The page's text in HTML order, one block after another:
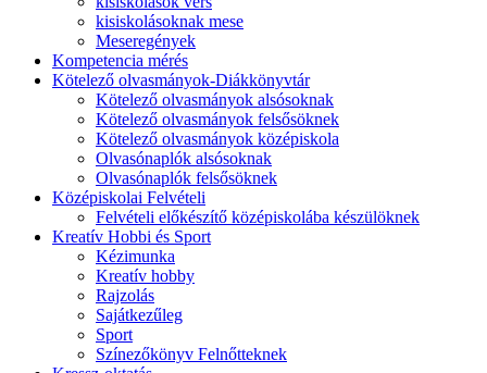
kisiskolásoknak mese
Meseregények
Kompetencia mérés
Kötelező olvasmányok-Diákkönyvtár
Kötelező olvasmányok alsósoknak
Kötelező olvasmányok felsősöknek
Kötelező olvasmányok középiskola
Olvasónaplók alsósoknak
Olvasónaplók felsősöknek
Középiskolai Felvételi
Felvételi előkészítő középiskolába készülöknek
Kreatív Hobbi és Sport
Kézimunka
Kreatív hobby
Rajzolás
Sajátkezűleg
Sport
Színezőkönyv Felnőtteknek